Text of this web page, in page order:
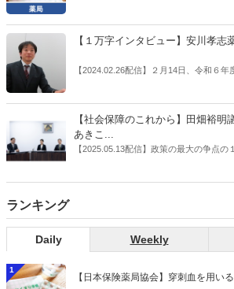
の、薬剤師業界の強い危機感の裏返しと
推進」などが目的とされることが多か
た。医薬品の安定供給確保だ。10月22
飯田市）は、会員薬局から安定供給確保
受け、安定供給確保が見込めるPPI３成
【１万字インタビュー】安川孝志
【2024.02.26配信】２月14日、令和６
た。本紙では、厚生労働省保険局医療
【社会保障のこれから】田畑裕明
あきこ...
【2025.05.13配信】政策の最大の争点の
よいのが社会保障のこれからのあり方
ランキング
Daily Weekly
1
【日本保険薬局協会】穿刺血を用い